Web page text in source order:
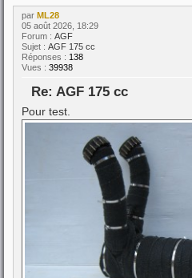
par ML28
05 août 2026, 18:29
Forum : AGF
Sujet : AGF 175 cc
Réponses : 138
Vues : 39938
Re: AGF 175 cc
Pour test.